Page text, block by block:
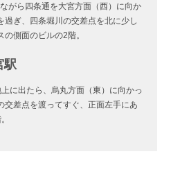
がら四条通を大宮方面（西）に向か
過ぎ、四条堀川の交差点を北に少し
側面のビルの2階。
駅
に出たら、烏丸方面（東）に向かっ
交差点を渡ってすぐ、正面左手にあ